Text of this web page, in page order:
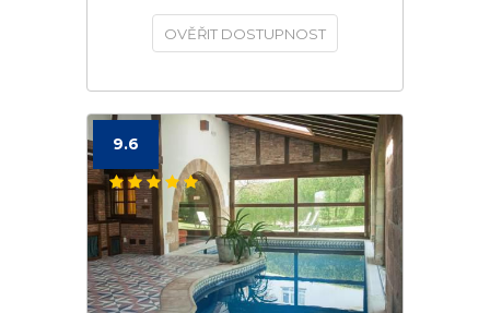
OVĚŘIT DOSTUPNOST
9.6